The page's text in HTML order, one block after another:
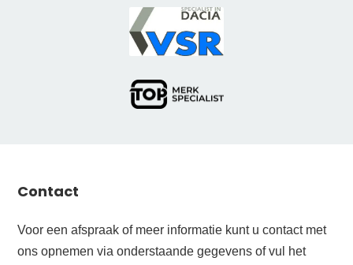
Contact
Voor een afspraak of meer informatie kunt u contact met
ons opnemen via onderstaande gegevens of vul het